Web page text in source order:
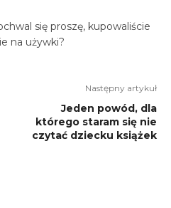
się proszę, kupowaliście
na używki?
Następny artykuł
Jeden powód, dla
którego staram się nie
czytać dziecku książek